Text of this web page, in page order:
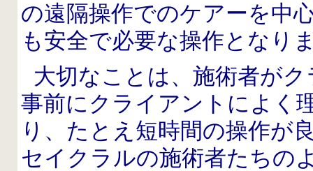
の遠隔操作でのケアーを中
も安全で必要な操作となり
大切なことは、施術者が
事前にクライアントによく
り、たとえ短時間の操作が
セイクラルの施術者たちの